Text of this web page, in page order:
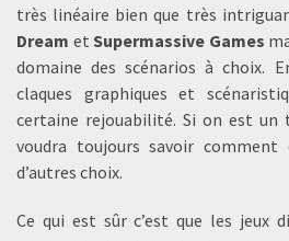
très linéaire bien que très
Dream et Supermassive Games
domaine des scénarios à choix.
claques graphiques et
certaine rejouabilité. Si on est un
voudra toujours savoir
d’autres choix.
Ce qui est sûr c’est que les jeux